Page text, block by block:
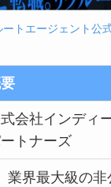
ートエージェント公
会社インディ
トナーズ
業界最大級の